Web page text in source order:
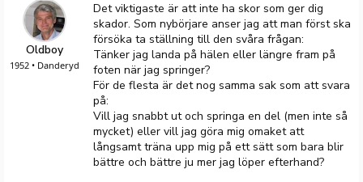
Oldboy
1952 • Danderyd
Det viktigaste är att inte ha skor som ger dig
skador. Som nybörjare anser jag att man först ska
försöka ta ställning till den svåra frågan:
Tänker jag landa på hälen eller längre fram på
foten när jag springer?
För de flesta är det nog samma sak som att svara
på:
Vill jag snabbt ut och springa en del (men inte så
mycket) eller vill jag göra mig omaket att
långsamt träna upp mig på ett sätt som bara blir
bättre och bättre ju mer jag löper efterhand?